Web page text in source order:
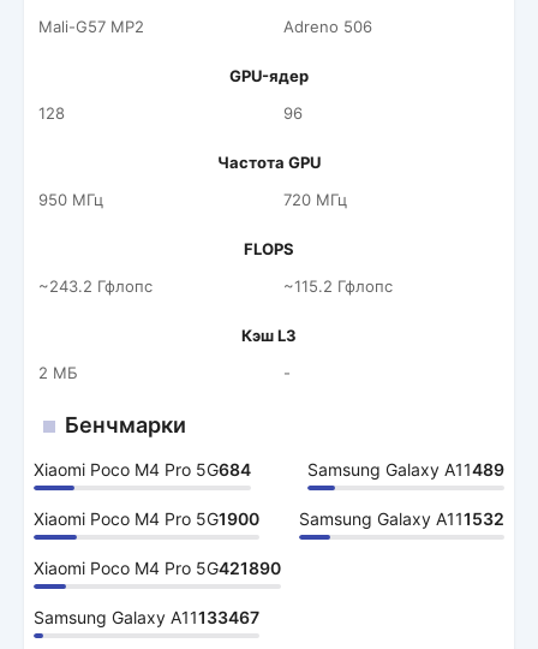
Mali-G57 MP2
Adreno 506
GPU-ядер
128
96
Частота GPU
950 МГц
720 МГц
FLOPS
~243.2 Гфлопс
~115.2 Гфлопс
Кэш L3
2 МБ
-
Бенчмарки
Xiaomi Poco M4 Pro 5G684 Samsung Galaxy A11489
Xiaomi Poco M4 Pro 5G1900 Samsung Galaxy A111532
Xiaomi Poco M4 Pro 5G421890
Samsung Galaxy A11133467